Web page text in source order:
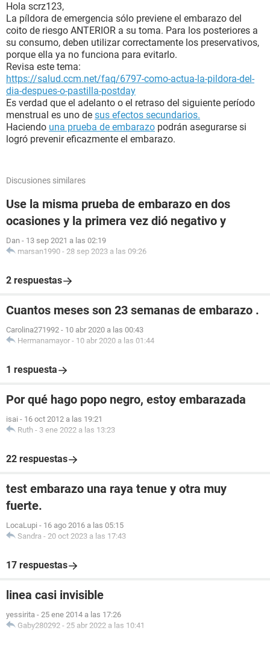
Hola scrz123,
La píldora de emergencia sólo previene el embarazo del
coito de riesgo ANTERIOR a su toma. Para los posteriores a
su consumo, deben utilizar correctamente los preservativos,
porque ella ya no funciona para evitarlo.
Revisa este tema:
https://salud.ccm.net/faq/6797-como-actua-la-pildora-del-
dia-despues-o-pastilla-postday
Es verdad que el adelanto o el retraso del siguiente período
menstrual es uno de sus efectos secundarios.
Haciendo una prueba de embarazo podrán asegurarse si
logró prevenir eficazmente el embarazo.
Discusiones similares
Use la misma prueba de embarazo en dos
ocasiones y la primera vez dió negativo y
Dan - 13 sep 2021 a las 02:19
marsan1990 - 28 sep 2023 a las 09:26
2 respuestas
Cuantos meses son 23 semanas de embarazo .
Carolina271992 - 10 abr 2020 a las 00:43
Hermanamayor - 10 abr 2020 a las 01:44
1 respuesta
Por qué hago popo negro, estoy embarazada
isai - 16 oct 2012 a las 19:21
Ruth - 3 ene 2022 a las 13:23
22 respuestas
test embarazo una raya tenue y otra muy
fuerte.
LocaLupi - 16 ago 2016 a las 05:15
Sandra - 20 oct 2023 a las 17:43
17 respuestas
linea casi invisible
yessirita - 25 ene 2014 a las 17:26
Gaby280292 - 25 abr 2022 a las 10:41